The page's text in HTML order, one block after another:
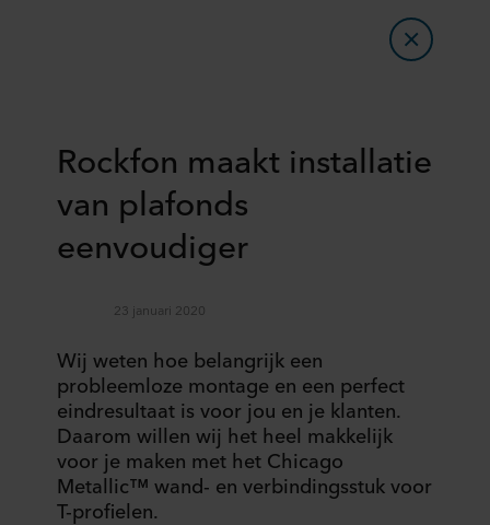
Rockfon maakt installatie
van plafonds
eenvoudiger
23 januari 2020
Wij weten hoe belangrijk een
probleemloze montage en een perfect
eindresultaat is voor jou en je klanten.
Daarom willen wij het heel makkelijk
voor je maken met het Chicago
Metallic™ wand- en verbindingsstuk voor
T-profielen.